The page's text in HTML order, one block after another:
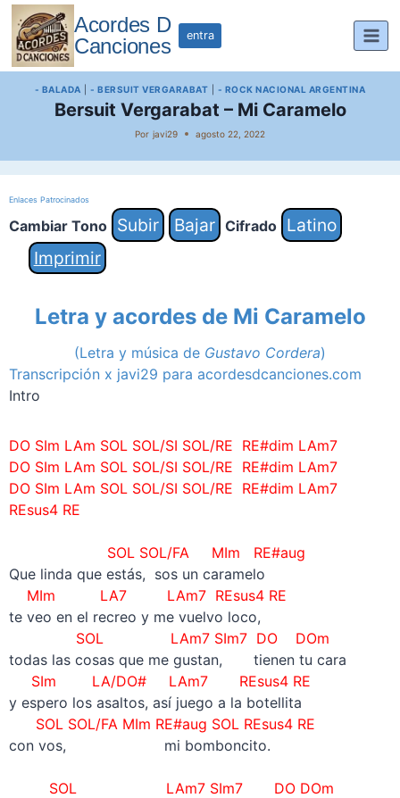
Saltar
contenido
Acordes D
Canciones
entra
- BALADA |- BERSUIT VERGARABAT - ROCK NACIONAL ARGENTINA
Bersuit Vergarabat – Mi Caramelo
Por javi29 agosto 22, 2022
Enlaces Patrocinados
Cambiar Tono Subir Bajar Cifrado
Latino
Imprimir
Letra y acordes de Mi Caramelo
(Letra y música de Gustavo Cordera)
Transcripción x javi29 para acordesdcanciones.com
Intro
DO SIm LAm SOL SOL/SI SOL/RE RE#dim LAm7
DO SIm LAm SOL SOL/SI SOL/RE RE#dim LAm7
DO SIm LAm SOL SOL/SI SOL/RE RE#dim LAm7
REsus4 RE
SOL SOL/FA MIm RE#aug
Que linda que estás, sos un caramelo
MIm LA7 LAm7 REsus4 RE
te veo en el recreo y me vuelvo loco,
SOL LAm7 SIm7 DO DOm
todas las cosas que me gustan, tienen tu cara
SIm LA/DO# LAm7 REsus4 RE
y espero los asaltos, así juego a la botellita
SOL SOL/FA MIm RE#aug SOL REsus4 RE
con vos, mi bomboncito.
SOL LAm7 SIm7 DO DOm